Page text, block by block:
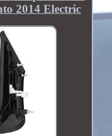
2014 Electric